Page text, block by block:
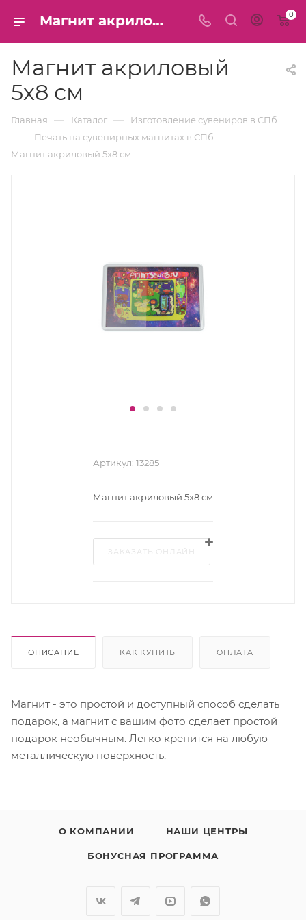
Магнит акриловый 5х8 см для печати принта в СПб 0
Магнит акриловый
5х8 см
Главная — Каталог — Изготовление сувениров в СПб
— Печать на сувенирных магнитах в СПб —
Магнит акриловый 5х8 см
Артикул: 13285
Магнит акриловый 5х8 см
ЗАКАЗАТЬ ОНЛАЙН
ОПИСАНИЕ КАК КУПИТЬ ОПЛАТА
Магнит - это простой и доступный способ сделать
подарок, а магнит с вашим фото сделает простой
подарок необычным. Легко крепится на любую
металлическую поверхность.
О КОМПАНИИ НАШИ ЦЕНТРЫ
БОНУСНАЯ ПРОГРАММА